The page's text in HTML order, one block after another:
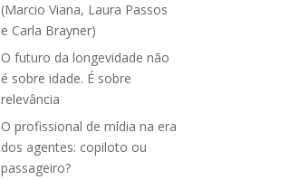
(Marcio Viana, Laura Passos
e Carla Brayner)
O futuro da longevidade não
é sobre idade. É sobre
relevância
O profissional de mídia na era
dos agentes: copiloto ou
passageiro?